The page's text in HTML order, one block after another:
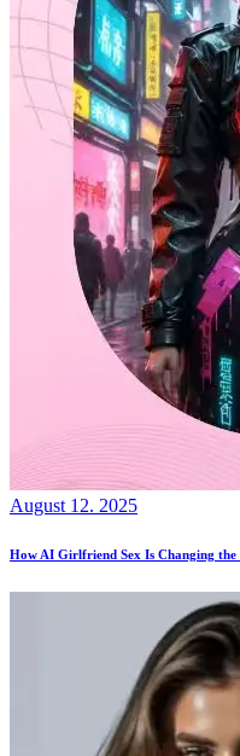
August 12. 2025
How AI Girlfriend Sex Is Changing the